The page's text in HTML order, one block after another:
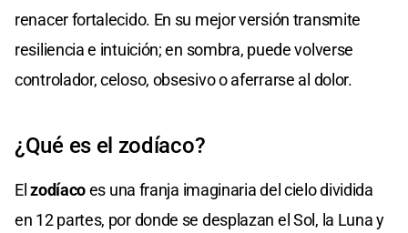
renacer fortalecido. En su mejor versión transmite
resiliencia e intuición; en sombra, puede volverse
controlador, celoso, obsesivo o aferrarse al dolor.
¿Qué es el zodíaco?
Elzodíacoes una franja imaginaria del cielo dividida
en 12 partes, por donde se desplazan el Sol, la Luna y